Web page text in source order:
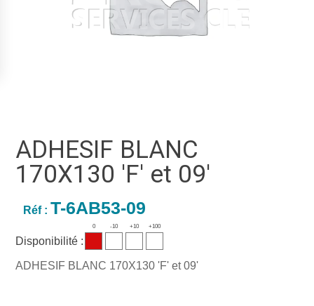
ADHESIF BLANC
170X130 'F' et 09'
Réf : T-6AB53-09
Disponibilité :
0 -10 +10 +100
ADHESIF BLANC 170X130 'F' et 09'